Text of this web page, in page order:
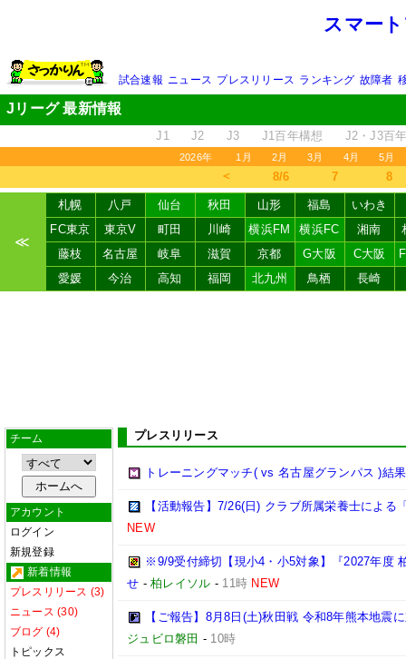
スマー
試合速報 ニュース プレスリリース ランキング 故障者
Jリーグ 最新情報
J1 J2 J3 J1百年構想 J2・J3百
2026年 1月 2月 3月 4月 5月
＜ 8/6 7 8
≪
札幌 八戸 仙台 秋田 山形 福島
いわき
FC東京
東京V 町田 川崎 横浜FM 横浜FC 湘南
藤枝
名古屋 岐阜 滋賀 京都 G大阪 C大阪
愛媛
今治 高知 福岡 北九州 鳥栖 長崎
チーム
アカウント
ログイン
新規登録
新着情報
プレスリリース (3)
ニュース (30)
ブログ (4)
トピックス
プレスリリース
トレーニングマッチ( vs 名古屋グランパス )結
【活動報告】7/26(日) クラブ所属栄養士による
NEW
※9/9受付締切【現小4・小5対象】『2027年度
せ -柏レイソル - 11時 NEW
【ご報告】8月8日(土)秋田戦 令和8年熊本地震
ジュビロ磐田 - 10時